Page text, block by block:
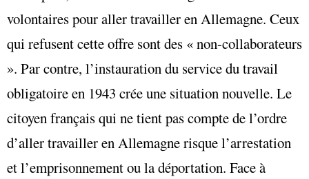
volontaires pour aller travailler en Allemagne. Ceux
qui refusent cette offre sont des « non-collaborateurs
». Par contre, l’instauration du service du travail
obligatoire en 1943 crée une situation nouvelle. Le
citoyen français qui ne tient pas compte de l’ordre
d’aller travailler en Allemagne risque l’arrestation
et l’emprisonnement ou la déportation. Face à